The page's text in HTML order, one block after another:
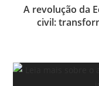
A revolução da
civil: